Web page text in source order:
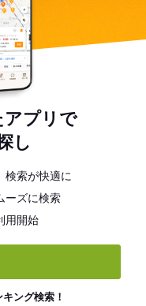
アプリで
し
検索が快適に
ーズに検索
用開始
ング検索！